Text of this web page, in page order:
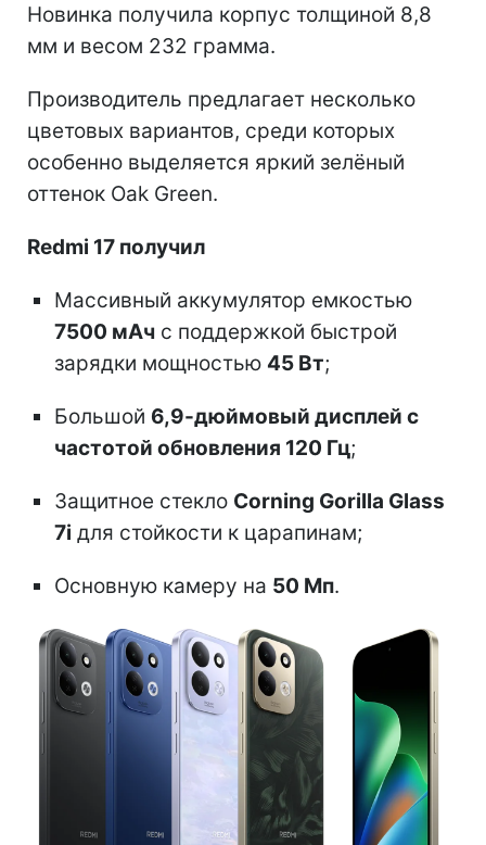
Новинка получила корпус толщиной 8,8
мм и весом 232 грамма.
Производитель предлагает несколько
цветовых вариантов, среди которых
особенно выделяется яркий зелёный
оттенок Oak Green.
Redmi 17 получил
Массивный аккумулятор емкостью
7500 мАч с поддержкой быстрой
зарядки мощностью 45 Вт;
Большой 6,9-дюймовый дисплей с
частотой обновления 120 Гц;
Защитное стекло Corning Gorilla Glass
7i для стойкости к царапинам;
Основную камеру на 50 Мп.